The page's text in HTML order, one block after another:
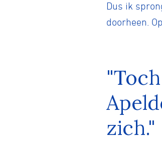
Dus ik
doorheen.
zich."